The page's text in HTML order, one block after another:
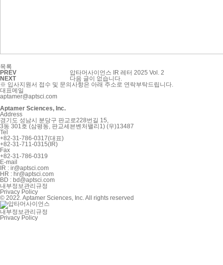
목록
PREV
압타머사이언스 IR 레터 2025 Vol. 2
NEXT
다음 글이 없습니다.
※ 입사지원서 접수 및 문의사항은 아래 주소로 연락부탁드립니다.
대표메일
aptamer@aptsci.com
Aptamer Sciences, Inc.
Address
경기도 성남시 분당구 판교로228번길 15,
3동 301호 (삼평동, 판교세븐벤처밸리1) (우)13487
Tel
+82-31-786-0317(대표)
+82-31-711-0315(IR)
Fax
+82-31-786-0319
E-mail
IR : ir@aptsci.com
HR : hr@aptsci.com
BD : bd@aptsci.com
내부정보관리규정
Privacy Policy
© 2022. Aptamer Sciences , Inc. All rights reserved
내부정보관리규정
Privacy Policy